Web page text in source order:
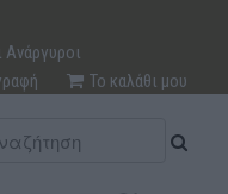
Το καλάθι μου